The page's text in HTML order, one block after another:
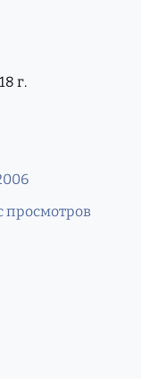
18 г.
просмотров